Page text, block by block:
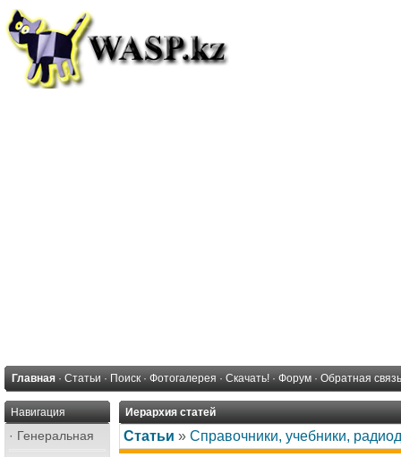
Главная · Статьи · Поиск · Фотогалерея · Скачать! · Форум · Обратная связь
Навигация
· Генеральная
Иерархия статей
Статьи » Справочники, учебники,